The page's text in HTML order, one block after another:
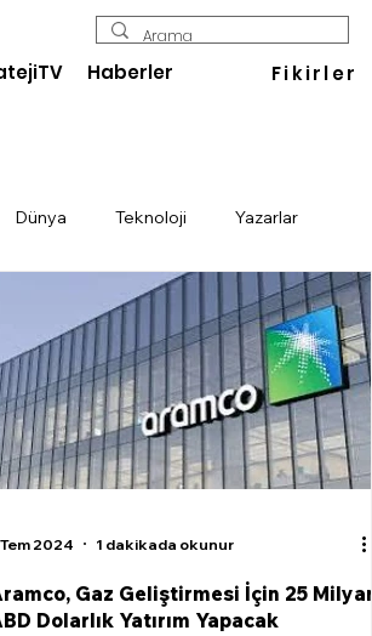
Haberler
Fikirler
Dünya Teknoloji Yazarlar
Enerji Savunma
Gaz Geliştirmesi İçin 25 Milyar
Dolarlık Yatırım Yapacak
2024 1 dakikada okunur